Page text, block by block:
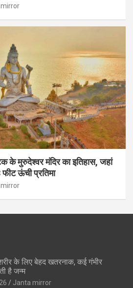
के मुरुदेश्वर मंदिर का इतिहास, जहां
ऊंची प्रतिमा
के लिए बेहद खतरनाक, कई गंभीर
है जन्म
Janta mirror